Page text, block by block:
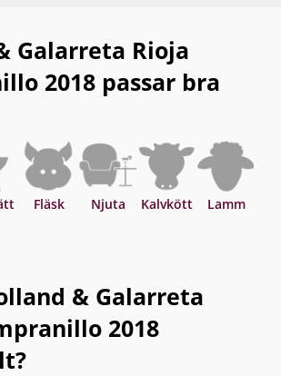
Galarreta Rioja
2018 passar bra
Fläsk Njuta Kalvkött Lamm
& Galarreta
2018